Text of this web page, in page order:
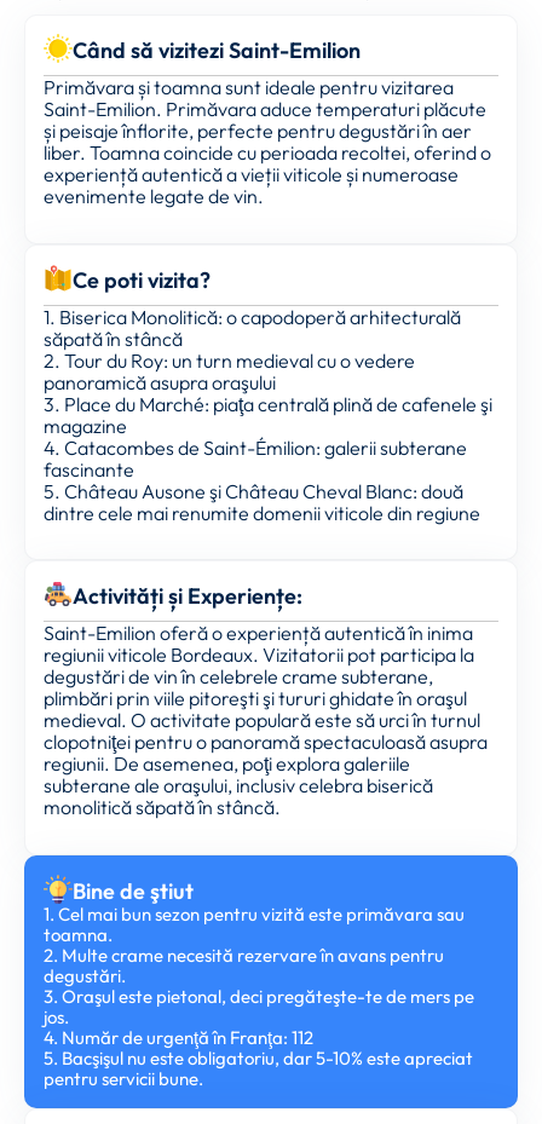
Când să vizitezi Saint-Emilion
Primăvara și toamna sunt ideale pentru vizitarea
Saint-Emilion. Primăvara aduce temperaturi plăcute
și peisaje înflorite, perfecte pentru degustări în aer
liber. Toamna coincide cu perioada recoltei, oferind o
experiență autentică a vieții viticole și numeroase
evenimente legate de vin.
Ce poti vizita?
1. Biserica Monolitică: o capodoperă arhitecturală
săpată în stâncă
2. Tour du Roy: un turn medieval cu o vedere
panoramică asupra oraşului
3. Place du Marché: piaţa centrală plină de cafenele şi
magazine
4. Catacombes de Saint-Émilion: galerii subterane
fascinante
5. Château Ausone şi Château Cheval Blanc: două
dintre cele mai renumite domenii viticole din regiune
Activități și Experiențe:
Saint-Emilion oferă o experiență autentică în inima
regiunii viticole Bordeaux. Vizitatorii pot participa la
degustări de vin în celebrele crame subterane,
plimbări prin viile pitoreşti şi tururi ghidate în oraşul
medieval. O activitate populară este să urci în turnul
clopotniţei pentru o panoramă spectaculoasă asupra
regiunii. De asemenea, poţi explora galeriile
subterane ale oraşului, inclusiv celebra biserică
monolitică săpată în stâncă.
Bine de ştiut
1. Cel mai bun sezon pentru vizită este primăvara sau
toamna.
2. Multe crame necesită rezervare în avans pentru
degustări.
3. Oraşul este pietonal, deci pregăteşte-te de mers pe
jos.
4. Număr de urgenţă în Franţa: 112
5. Bacşişul nu este obligatoriu, dar 5-10% este apreciat
pentru servicii bune.